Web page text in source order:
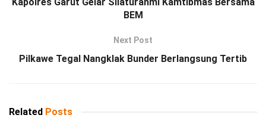
Kapolres Garut Gelar Silaturahmi Kamtibmas Bersama
BEM
Next Post
Pilkawe Tegal Nangklak Bunder Berlangsung Tertib
Related Posts